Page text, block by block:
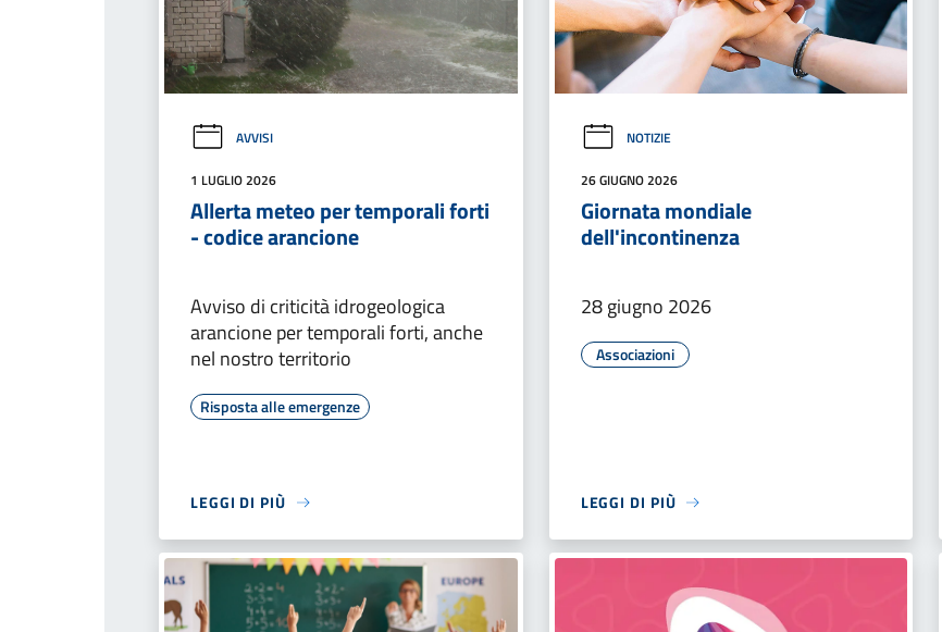
AVVISI
1 LUGLIO 2026
Allerta meteo per temporali forti
- codice arancione
Avviso di criticità idrogeologica
arancione per temporali forti, anche
nel nostro territorio
Risposta alle emergenze
LEGGI DI PIÙ
NOTIZIE
26 GIUGNO 2026
Giornata mondiale
dell'incontinenza
28 giugno 2026
Associazioni
LEGGI DI PIÙ